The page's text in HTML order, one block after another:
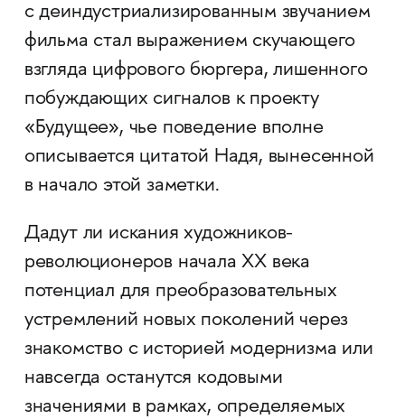
с деиндустриализированным звучанием
фильма стал выражением скучающего
взгляда цифрового бюргера, лишенного
побуждающих сигналов к проекту
«Будущее», чье поведение вполне
описывается цитатой Надя, вынесенной
в начало этой заметки.
Дадут ли искания художников-
революционеров начала XX века
потенциал для преобразовательных
устремлений новых поколений через
знакомство с историей модернизма или
навсегда останутся кодовыми
значениями в рамках, определяемых